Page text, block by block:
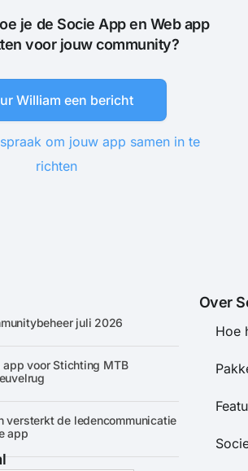
je de Socie App en Web app
voor jouw community?
William een bericht
om jouw app samen in te
richten
juli 2026
voor Stichting MTB
versterkt de ledencommunicatie
app
Over
Hoe